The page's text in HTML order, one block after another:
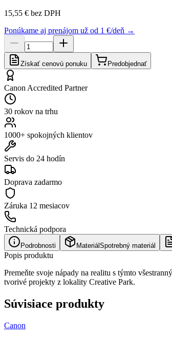
15,55 € bez DPH
Ponúkame aj prenájom už od 1 €/deň →
Získať cenovú ponuku Predobjednať
Canon Accredited Partner
30 rokov na trhu
1000+ spokojných klientov
Servis do 24 hodín
Doprava zadarmo
Záruka 12 mesiacov
Technická podpora
Podrobnosti Materiál Spotrebný materiál
Popis produktu
Premeňte svoje nápady na realitu s týmto
tvorivé projekty z lokality Creative Park.
Súvisiace produkty
Canon